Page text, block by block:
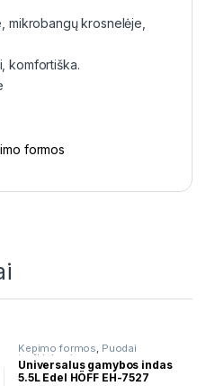
mikrobangų krosnelėje,
komfortiška.
formos
Kepimo formos, Puodai
troškinimui
Universalus gamybos indas
5.5L Edel HÖFF EH-7527